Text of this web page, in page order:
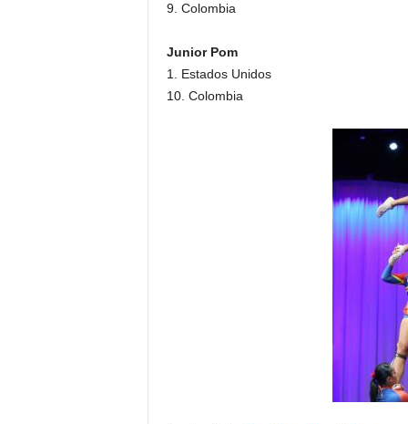
9. Colombia
Junior Pom
1. Estados Unidos
10. Colombia